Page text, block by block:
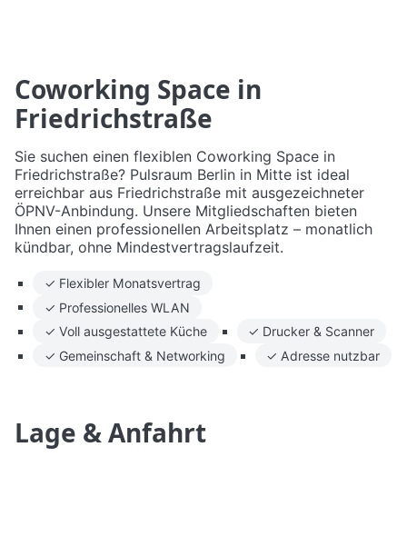
Coworking Space in
Friedrichstraße
Sie suchen einen flexiblen Coworking Space in
Friedrichstraße? Pulsraum Berlin in Mitte ist ideal
erreichbar aus Friedrichstraße mit ausgezeichneter
ÖPNV-Anbindung. Unsere Mitgliedschaften bieten
Ihnen einen professionellen Arbeitsplatz – monatlich
kündbar, ohne Mindestvertragslaufzeit.
✓ Flexibler Monatsvertrag
✓ Professionelles WLAN
✓ Voll ausgestattete Küche
✓ Drucker & Scanner
✓ Gemeinschaft & Networking
✓ Adresse nutzbar
Lage & Anfahrt